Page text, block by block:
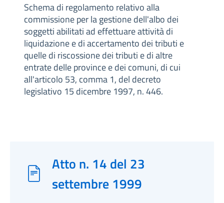
Schema di regolamento relativo alla
commissione per la gestione dell'albo dei
soggetti abilitati ad effettuare attività di
liquidazione e di accertamento dei tributi e
quelle di riscossione dei tributi e di altre
entrate delle province e dei comuni, di cui
all'articolo 53, comma 1, del decreto
legislativo 15 dicembre 1997, n. 446.
Atto n. 14 del 23
settembre 1999